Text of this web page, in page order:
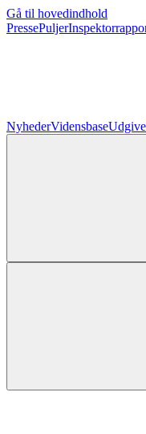
Gå til hovedindhold
PressePuljer
NyhederVidensbase